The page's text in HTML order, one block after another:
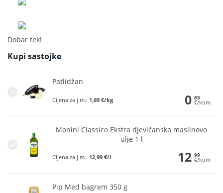
Dobar tek!
Kupi sastojke
Patlidžan
Cijena za j.m.: 1,69 €/kg 0 85
€/kom
Monini Classico Ekstra djevičansko maslinovo
ulje 1 l
Cijena za j.m.: 12,99 €/l 12 99
€/kom
Pip Med bagrem 350 g